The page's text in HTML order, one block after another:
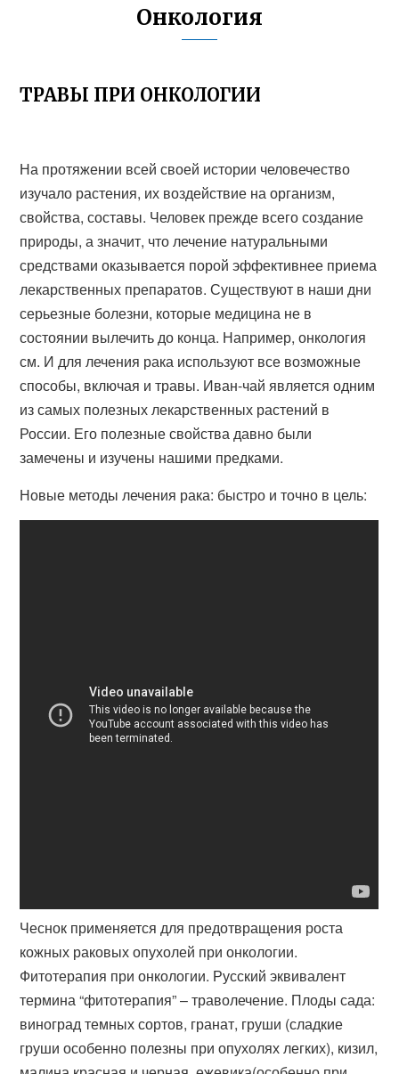
Онкология
ТРАВЫ ПРИ ОНКОЛОГИИ
На протяжении всей своей истории человечество
изучало растения, их воздействие на организм,
свойства, составы. Человек прежде всего создание
природы, а значит, что лечение натуральными
средствами оказывается порой эффективнее приема
лекарственных препаратов. Существуют в наши дни
серьезные болезни, которые медицина не в
состоянии вылечить до конца. Например, онкология
см. И для лечения рака используют все возможные
способы, включая и травы. Иван-чай является одним
из самых полезных лекарственных растений в
России. Его полезные свойства давно были
замечены и изучены нашими предками.
Новые методы лечения рака: быстро и точно в цель:
Чеснок применяется для предотвращения роста
кожных раковых опухолей при онкологии.
Фитотерапия при онкологии. Русский эквивалент
термина “фитотерапия” – траволечение. Плоды сада:
виноград темных сортов, гранат, груши (сладкие
груши особенно полезны при опухолях легких), кизил,